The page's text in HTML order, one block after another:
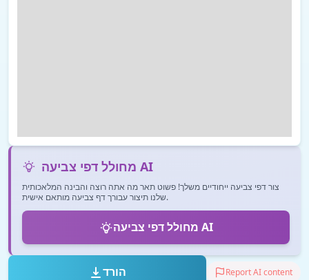
מחולל דפי צביעה AI
צור דפי צביעה ייחודיים משלך! פשוט תאר מה אתה רוצה והבינה המלאכותית
שלנו תיצור עבורך דף צביעה מותאם אישית.
מחולל דפי צביעה AI
הורד Report AI content